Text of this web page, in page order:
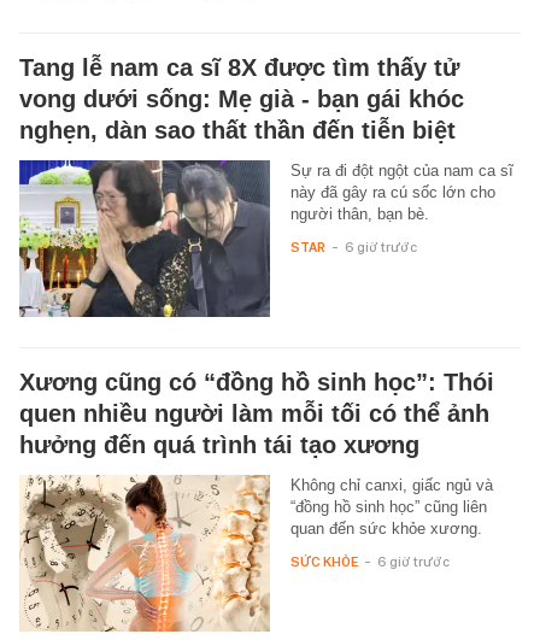
Tang lễ nam ca sĩ 8X được tìm thấy tử
vong dưới sống: Mẹ già - bạn gái khóc
nghẹn, dàn sao thất thần đến tiễn biệt
Sự ra đi đột ngột của nam ca sĩ
này đã gây ra cú sốc lớn cho
người thân, bạn bè.
STAR - 6 giờ trước
Xương cũng có “đồng hồ sinh học”: Thói
quen nhiều người làm mỗi tối có thể ảnh
hưởng đến quá trình tái tạo xương
Không chỉ canxi, giấc ngủ và
“đồng hồ sinh học” cũng liên
quan đến sức khỏe xương.
SỨC KHỎE - 6 giờ trước